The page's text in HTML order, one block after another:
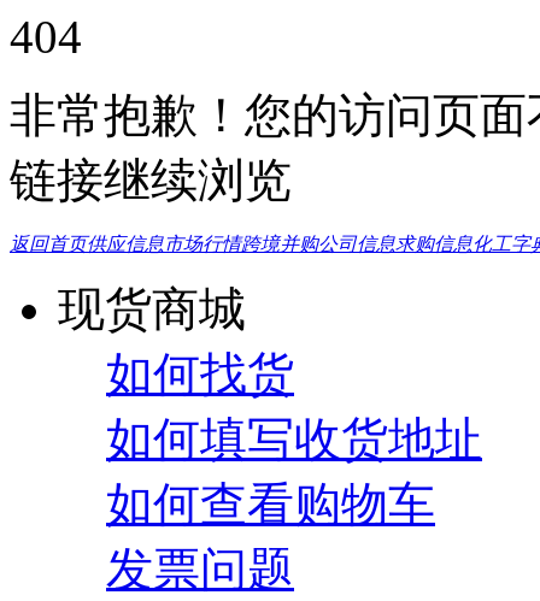
404
非常抱歉！您的访问页
链接继续浏览
返回首页供应信息市场行情跨境并购公司信息求购信息化工字
现货商城
如何找货
如何填写收货地址
如何查看购物车
发票问题